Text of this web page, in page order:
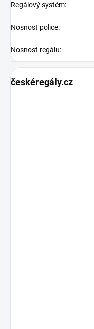
Regálový systém:
Nosnost police:
Nosnost regálu:
českéregály.cz